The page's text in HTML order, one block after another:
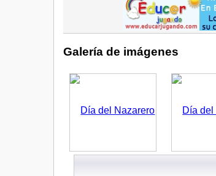
Galería de imágenes